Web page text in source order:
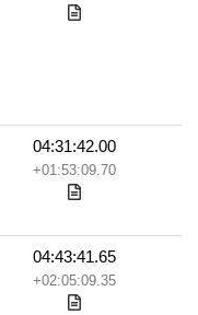
04:31:42.00
+01:53:09.70
04:43:41.65
+02:05:09.35